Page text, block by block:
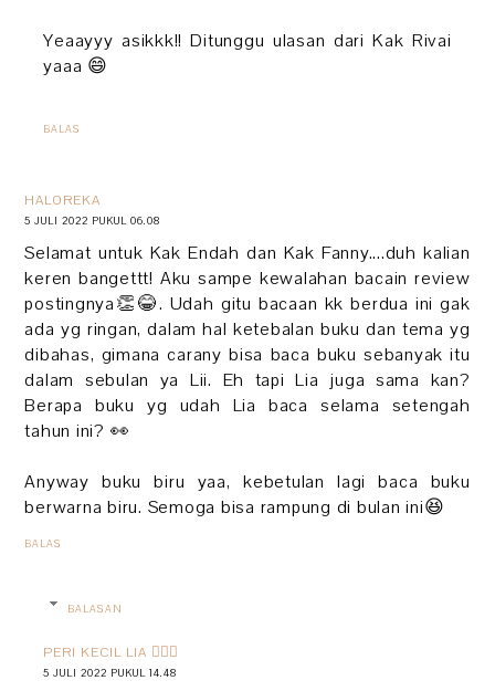
Yeaayyy asikkk!! Ditunggu ulasan dari Kak Rivai
yaaa 😄
BALAS
HALOREKA
5 JULI 2022 PUKUL 06.08
Selamat untuk Kak Endah dan Kak Fanny....duh kalian
keren bangettt! Aku sampe kewalahan bacain review
postingnya👏😂. Udah gitu bacaan kk berdua ini gak
ada yg ringan, dalam hal ketebalan buku dan tema yg
dibahas, gimana carany bisa baca buku sebanyak itu
dalam sebulan ya Lii. Eh tapi Lia juga sama kan?
Berapa buku yg udah Lia baca selama setengah
tahun ini? 👀
Anyway buku biru yaa, kebetulan lagi baca buku
berwarna biru. Semoga bisa rampung di bulan ini😆
BALAS
BALASAN
PERI KECIL LIA 🧚🏻‍♀️
5 JULI 2022 PUKUL 14.48